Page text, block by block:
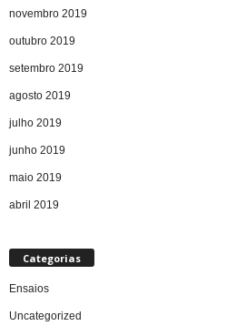
novembro 2019
outubro 2019
setembro 2019
agosto 2019
julho 2019
junho 2019
maio 2019
abril 2019
Categorias
Ensaios
Uncategorized